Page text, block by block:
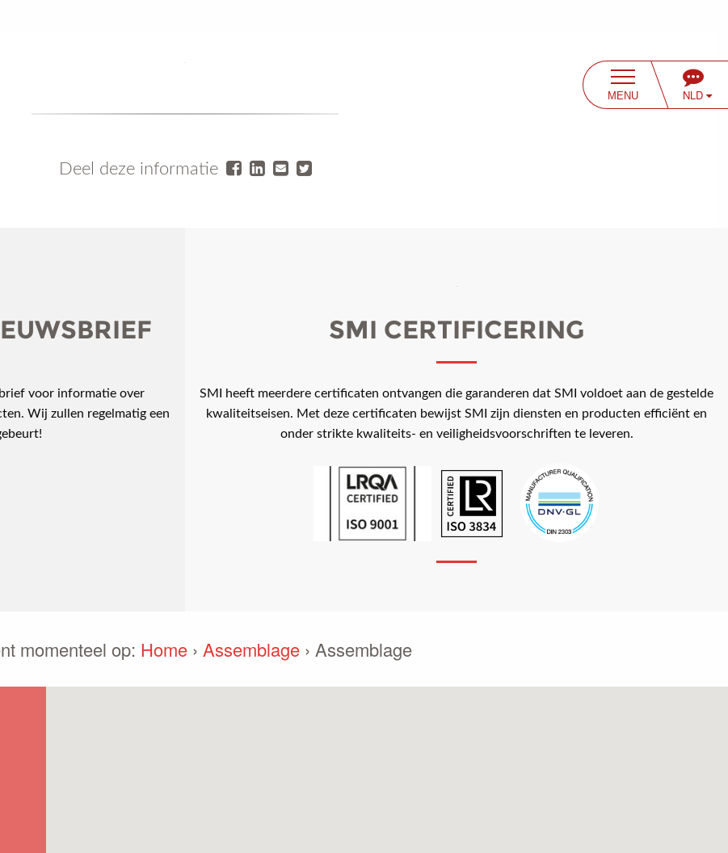
MENU NLD
Deel deze informatie
voor informatie over
Wij zullen regelmatig een
SMI CERTIFICERING
SMI heeft meerdere certificaten ontvangen die garanderen dat SMI voldoet aan de gestelde
kwaliteitseisen. Met deze certificaten bewijst SMI zijn diensten en producten efficiënt en
onder strikte kwaliteits- en veiligheidsvoorschriften te leveren.
momenteel op: Home › Assemblage › Assemblage